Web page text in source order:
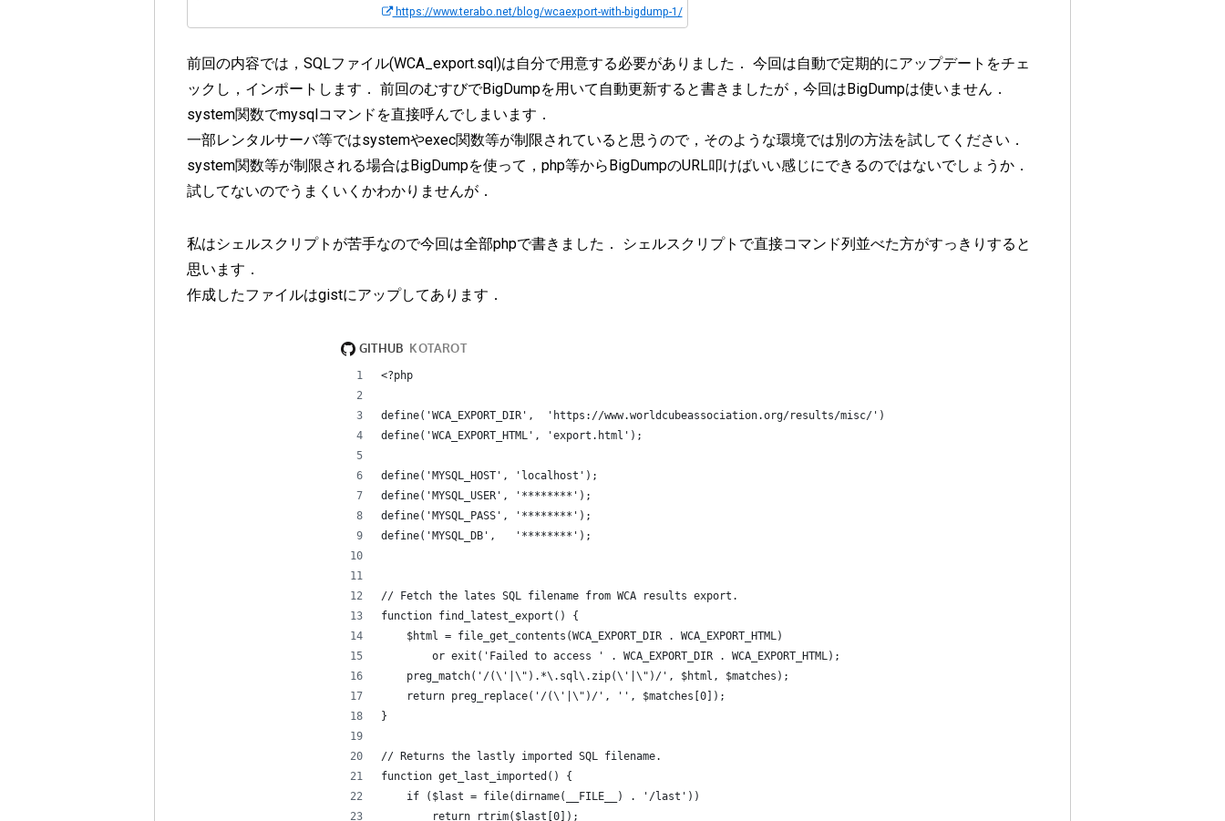
https://www.terabo.net/blog/wcaexport-with-bigdump-1/
前回の内容では，SQLファイル(WCA_export.sql)は自分で用意する必要がありました． 今回は自動で定期的にアップデートをチェ
ックし，インポートします． 前回のむすびでBigDumpを用いて自動更新すると書きましたが，今回はBigDumpは使いません．
system関数でmysqlコマンドを直接呼んでしまいます．
一部レンタルサーバ等ではsystemやexec関数等が制限されていると思うので，そのような環境では別の方法を試してください．
system関数等が制限される場合はBigDumpを使って，php等からBigDumpのURL叩けばいい感じにできるのではないでしょうか．
試してないのでうまくいくかわかりませんが．
私はシェルスクリプトが苦手なので今回は全部phpで書きました． シェルスクリプトで直接コマンド列並べた方がすっきりすると
思います．
作成したファイルはgistにアップしてあります．